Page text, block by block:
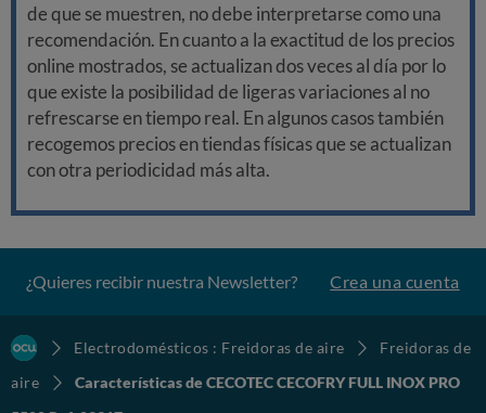
de que se muestren, no debe interpretarse como una
recomendación. En cuanto a la exactitud de los precios
online mostrados, se actualizan dos veces al día por lo
que existe la posibilidad de ligeras variaciones al no
refrescarse en tiempo real. En algunos casos también
recogemos precios en tiendas físicas que se actualizan
con otra periodicidad más alta.
¿Quieres recibir nuestra Newsletter? Crea una cuenta
Electrodomésticos : Freidoras de aire
Freidoras de
aire
Características de CECOTEC CECOFRY FULL INOX PRO